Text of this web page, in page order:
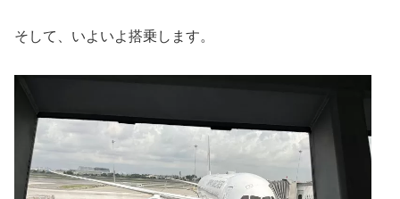
そして、いよいよ搭乗します。